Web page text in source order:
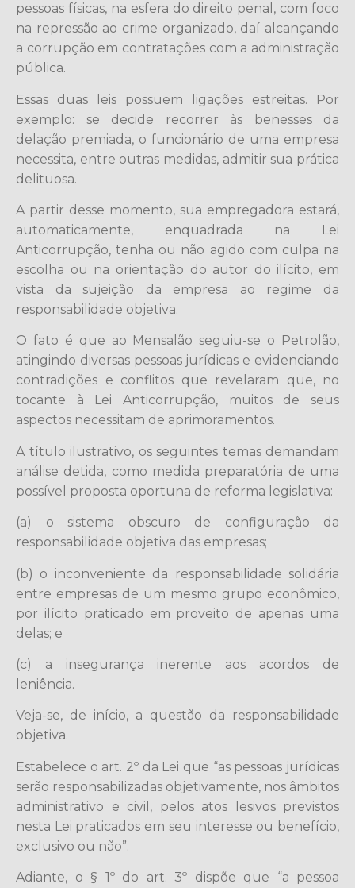
pessoas físicas, na esfera do direito penal, com foco
na repressão ao crime organizado, daí alcançando
a corrupção em contratações com a administração
pública.
Essas duas leis possuem ligações estreitas. Por
exemplo: se decide recorrer às benesses da
delação premiada, o funcionário de uma empresa
necessita, entre outras medidas, admitir sua prática
delituosa.
A partir desse momento, sua empregadora estará,
automaticamente, enquadrada na Lei
Anticorrupção, tenha ou não agido com culpa na
escolha ou na orientação do autor do ilícito, em
vista da sujeição da empresa ao regime da
responsabilidade objetiva.
O fato é que ao Mensalão seguiu-se o Petrolão,
atingindo diversas pessoas jurídicas e evidenciando
contradições e conflitos que revelaram que, no
tocante à Lei Anticorrupção, muitos de seus
aspectos necessitam de aprimoramentos.
A título ilustrativo, os seguintes temas demandam
análise detida, como medida preparatória de uma
possível proposta oportuna de reforma legislativa:
(a) o sistema obscuro de configuração da
responsabilidade objetiva das empresas;
(b) o inconveniente da responsabilidade solidária
entre empresas de um mesmo grupo econômico,
por ilícito praticado em proveito de apenas uma
delas; e
(c) a insegurança inerente aos acordos de
leniência.
Veja-se, de início, a questão da responsabilidade
objetiva.
Estabelece o art. 2º da Lei que “as pessoas jurídicas
serão responsabilizadas objetivamente, nos âmbitos
administrativo e civil, pelos atos lesivos previstos
nesta Lei praticados em seu interesse ou benefício,
exclusivo ou não”.
Adiante, o § 1º do art. 3º dispõe que “a pessoa